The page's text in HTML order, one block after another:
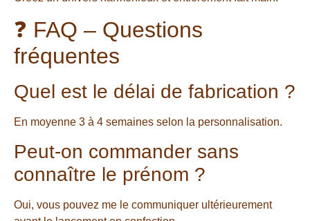
❓ FAQ – Questions
fréquentes
Quel est le délai de fabrication ?
En moyenne 3 à 4 semaines selon la personnalisation.
Peut-on commander sans
connaître le prénom ?
Oui, vous pouvez me le communiquer ultérieurement